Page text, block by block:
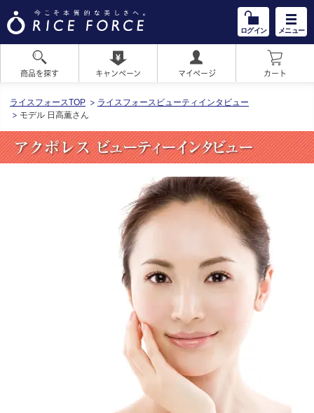
ログイン メニュー
商品を探す キャンペーン マイページ カート
ライスフォースTOP
ライスフォースビューティインタビュー
モデル 日高薫さん